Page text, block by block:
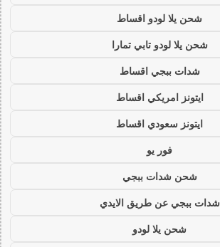
شحن يلا لودو اقساط
شحن يلا لودو تابي تمارا
شدات ببجي اقساط
ايتونز امريكي اقساط
ايتونز سعودي اقساط
فور يو
شحن شدات ببجي
شدات ببجي عن طريق الايدي
شحن يلا لودو